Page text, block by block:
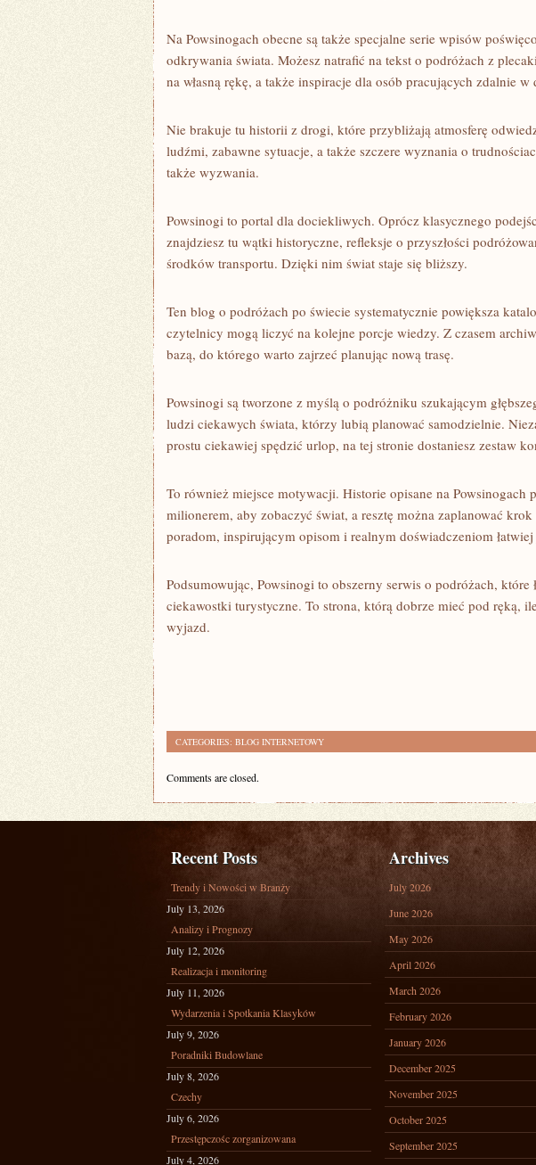
Na Powsinogach obecne są także specjalne serie wpisów
odkrywania świata. Możesz natrafić na tekst o podróżach z
na własną rękę, a także inspiracje dla osób pracujących zdalnie w
Nie brakuje tu historii z drogi, które przybliżają atmosferę
ludźmi, zabawne sytuacje, a także szczere wyznania o
także wyzwania.
Powsinogi to portal dla dociekliwych. Oprócz klasycznego
znajdziesz tu wątki historyczne, refleksje o przyszłości
środków transportu. Dzięki nim świat staje się bliższy.
Ten blog o podróżach po świecie systematycznie powiększa
czytelnicy mogą liczyć na kolejne porcje wiedzy. Z czasem
bazą, do którego warto zajrzeć planując nową trasę.
Powsinogi są tworzone z myślą o podróżniku szukającym
ludzi ciekawych świata, którzy lubią planować samodzielnie.
prostu ciekawiej spędzić urlop, na tej stronie dostaniesz zestaw
To również miejsce motywacji. Historie opisane na Powsinogach
milionerem, aby zobaczyć świat, a resztę można zaplanować
poradom, inspirującym opisom i realnym doświadczeniom
Podsumowując, Powsinogi to obszerny serwis o podróżach,
ciekawostki turystyczne. To strona, którą dobrze mieć pod ręką,
wyjazd.
CATEGORIES: BLOG INTERNETOWY
Comments are closed.
Recent Posts
Trendy i Nowości w Branży
July 13, 2026
Analizy i Prognozy
July 12, 2026
Realizacja i monitoring
July 11, 2026
Wydarzenia i Spotkania Klasyków
July 9, 2026
Poradniki Budowlane
July 8, 2026
Czechy
July 6, 2026
Przestępczośc zorganizowana
July 4, 2026
Archives
July 2026
June 2026
May 2026
April 2026
March 2026
February 2026
January 2026
December 2025
November 2025
October 2025
September 2025